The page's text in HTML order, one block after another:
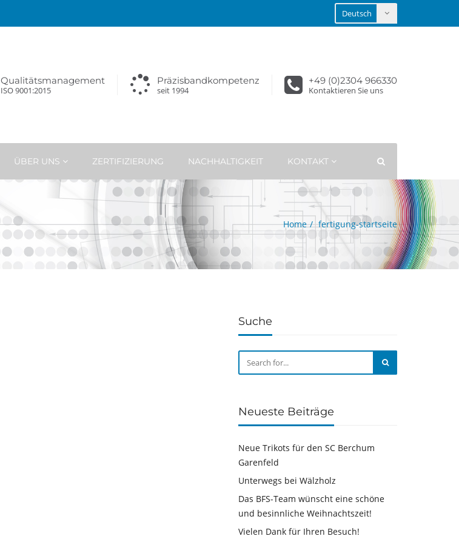
Qualitätsmanagement
ISO 9001:2015
Präzisbandkompetenz
seit 1994
+49 (0)2304 966330
Kontaktieren Sie uns
ÜBER UNS ZERTIFIZIERUNG NACHHALTIGKEIT KONTAKT
Home fertigung-startseite
Suche
Neueste Beiträge
Neue Trikots für den SC Berchum
Garenfeld
Unterwegs bei Wälzholz
Das BFS-Team wünscht eine schöne
und besinnliche Weihnachtszeit!
Vielen Dank für Ihren Besuch!